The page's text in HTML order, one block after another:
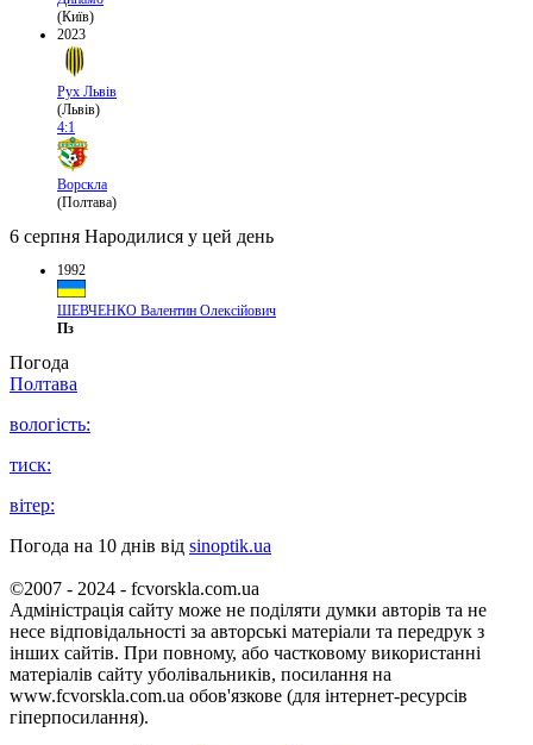
(Київ)
2023
Рух Львів
(Львів)
4:1
Ворскла
(Полтава)
6 серпня Народилися у цей день
1992
ШЕВЧЕНКО Валентин Олексійович
Пз
Погода
Полтава
вологість:
тиск:
вітер:
Погода на 10 днів від sinoptik.ua
©2007 - 2024 - fcvorskla.com.ua
Адміністрація сайту може не поділяти думки авторів та не
несе відповідальності за авторські матеріали та передрук з
інших сайтів. При повному, або частковому використанні
матеріалів сайту уболівальників, посилання на
www.fcvorskla.com.ua обов'язкове (для інтернет-ресурсів
гіперпосилання).